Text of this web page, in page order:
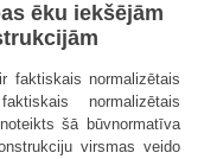
ēku iekšējām
faktiskais normalizētais
normalizētais
šā būvnormatīva
virsmas veido